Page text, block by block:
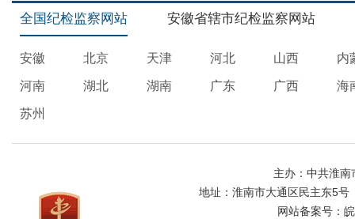
全国纪检监察网站 安徽省辖市纪检监察网站
安徽 北京 天津 河北 山西 内
河南 湖北 湖南 广东 广西 海
苏州
主办：中共淮
地址：淮南市大通区民主东5号
网站备案号：